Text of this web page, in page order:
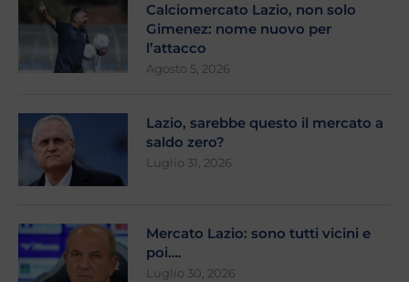
Calciomercato Lazio, non solo
Gimenez: nome nuovo per
l’attacco
Agosto 5, 2026
Lazio, sarebbe questo il mercato a
saldo zero?
Luglio 31, 2026
Mercato Lazio: sono tutti vicini e
poi….
Luglio 30, 2026